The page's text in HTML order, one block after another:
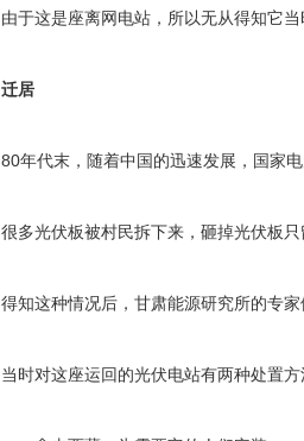
由于这是座离网电站，所以无从得知它
迁居
80年代末，随着中国的迅速发展，国家
很多光伏板被村民拆下来，砸掉光伏板
得知这种情况后，甘肃能源研究所的专
当时对这座运回的光伏电站有两种处置方